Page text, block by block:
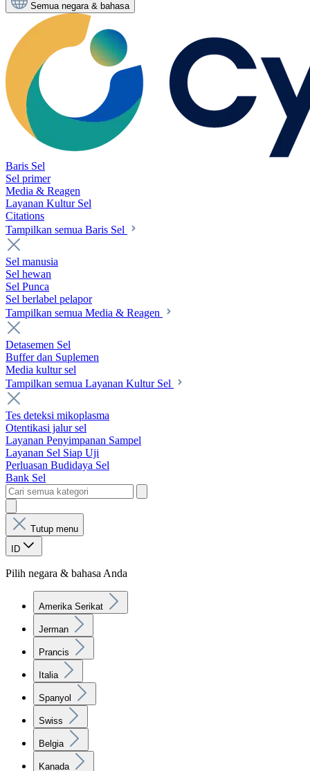
Semua negara & bahasa
Baris Sel
Sel primer
Media & Reagen
Layanan Kultur Sel
Citations
Tampilkan semua Baris Sel
Sel manusia
Sel hewan
Sel Punca
Sel berlabel pelapor
Tampilkan semua Media & Reagen
Detasemen Sel
Buffer dan Suplemen
Media kultur sel
Tampilkan semua Layanan Kultur Sel
Tes deteksi mikoplasma
Otentikasi jalur sel
Layanan Penyimpanan Sampel
Layanan Sel Siap Uji
Perluasan Budidaya Sel
Bank Sel
Tutup menu
ID
Pilih negara & bahasa Anda
Amerika Serikat
Jerman
Prancis
Italia
Spanyol
Swiss
Belgia
Kanada